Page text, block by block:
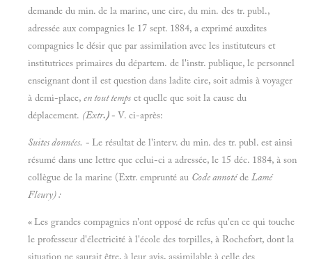
demande du min. de la marine, une cire, du min. des tr. publ.,
adressée aux compagnies le 17 sept. 1884, a exprimé auxdites
compagnies le désir que par assimilation avec les instituteurs et
institutrices primaires du départem. de l'instr. publique, le personnel
enseignant dont il est question dans ladite cire, soit admis à voyager
à demi-place, en tout temps et quelle que soit la cause du
déplacement. (Extr.)- V. ci-après:
Suites données. - Le résultat de l'interv. du min. des tr. publ. est ainsi
résumé dans une lettre que celui-ci a adressée, le 15 déc. 1884, à son
collègue de la marine (Extr. emprunté au Code annotéde Lamé
Fleury) :
«Les grandes compagnies n'ont opposé de refus qu'en ce qui touche
le professeur d'électricité à l'école des torpilles, à Rochefort, dont la
situation ne saurait être, à leur avis, assimilable à celle des